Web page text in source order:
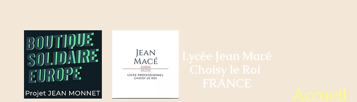
Lycée Jean Macé
Choisy le Roi
FRANCE
Accueil